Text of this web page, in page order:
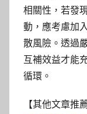
相關性，若發
動，應考慮加
散風險。透過
互補效益才能
循環。
【其他文章推薦